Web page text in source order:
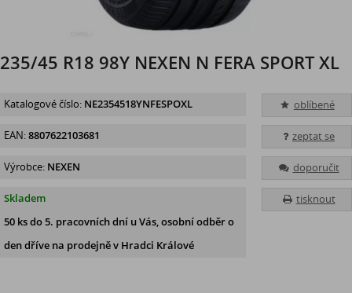
235/45 R18 98Y NEXEN N FERA SPORT XL
oblíbené
zeptat se
doporučit
tisknout
Katalogové číslo: NE2354518YNFESPOXL
EAN:8807622103681
Výrobce: NEXEN
Skladem
50 ksdo 5. pracovních dní u Vás, osobní odběr o
den dříve na prodejněv Hradci Králové